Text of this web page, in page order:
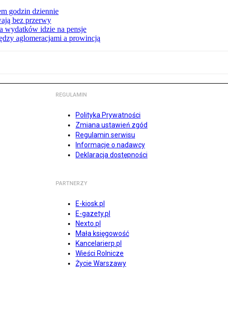
godzin dziennie
bez przerwy
wydatków idzie na pensje
aglomeracjami a prowincją
REGULAMIN
Polityka Prywatności
Zmiana ustawień zgód
Regulamin serwisu
Informacje o nadawcy
Deklaracja dostępności
PARTNERZY
E-kiosk.pl
E-gazety.pl
Nexto.pl
Mała księgowość
Kancelarierp.pl
Wieści Rolnicze
Życie Warszawy